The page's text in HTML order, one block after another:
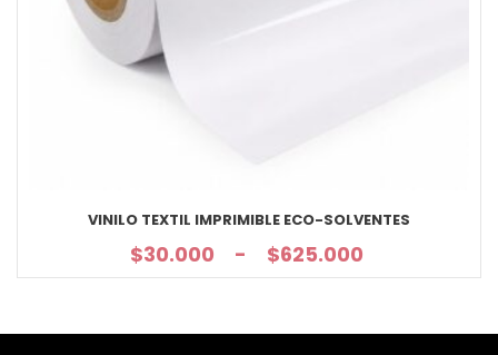
VINILO TEXTIL IMPRIMIBLE ECO-SOLVENTES
$30.000 - $625.000